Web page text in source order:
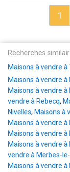
1
Recherches
Maisons à vendre à
Maisons à vendre à
Maisons à vendre à
vendre à Rebecq,
Nivelles, Maisons à
Maisons à vendre à
Maisons à vendre à
Maisons à vendre à
vendre à Merbes-
Maisons à vendre à